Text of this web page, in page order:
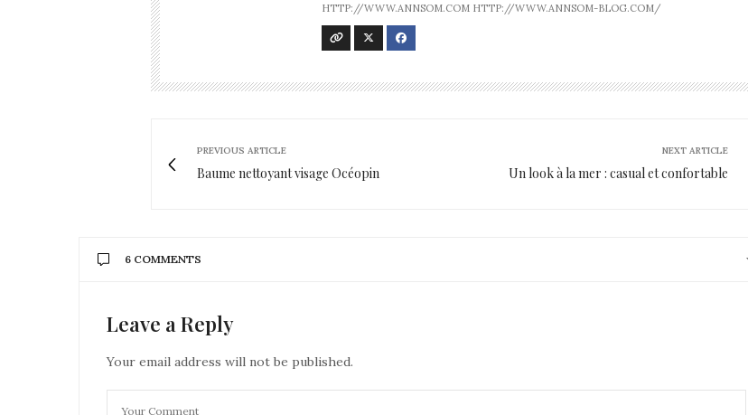
HTTP://WWW.ANNSOM.COM HTTP://WWW.ANNSOM-BLOG.COM/
PREVIOUS ARTICLE
Baume nettoyant visage Océopin
NEXT ARTICLE
Un look à la mer : casual et confortable
6 COMMENTS
AUDREY DIT :
28 AOÛT 2020 À 9 H 33 MIN
J’adore les courgettes, c’est une façon sympa de les cuisiner !
Des bisous
Audrey
https://pausecafeavecaudrey.fr
Leave a Reply
Your email address will not be published.